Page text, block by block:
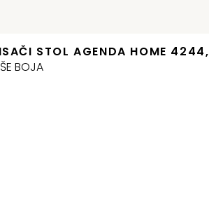
STOL AGENDA HOME 4244,
BOJA